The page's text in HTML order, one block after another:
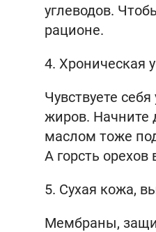
углеводов.
рационе.
4. Хроническая
Чувствуете
жиров. Начните
маслом тоже
А горсть
5. Сухая кожа,
Мембраны,